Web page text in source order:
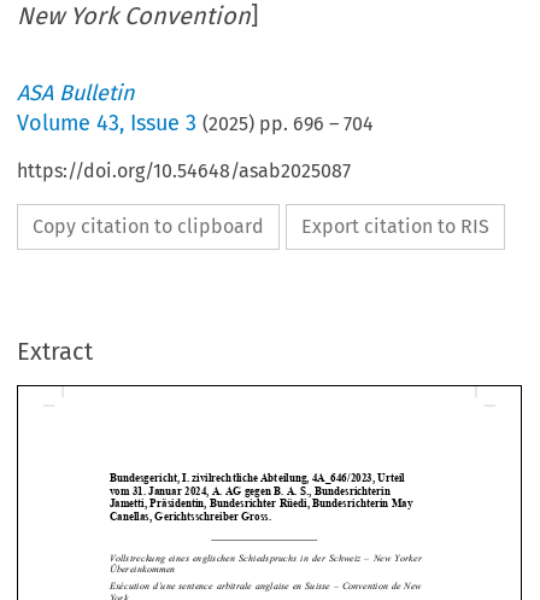
New York Convention]
ASA Bulletin
Volume43, Issue 3 (2025) pp. 696 –704
https://doi.org/10.54648/asab2025087
Copy citation to clipboard Export citation to RIS
Extract


 
 

 
Bundesgericht, I. zivilrechtliche Abteilung, 4A_646/2023, Urteil
Vollstreckung  eines  englischen  Schiedsp ruchs  in  der  Schweiz  –  New  Yorker
Übereinkommen
Exécution  d’une  sentence  arbitrale  anglaise  en  Suisse  –  Convention  de  New
Enforcement of ICC award in Switzerland – New York Convention